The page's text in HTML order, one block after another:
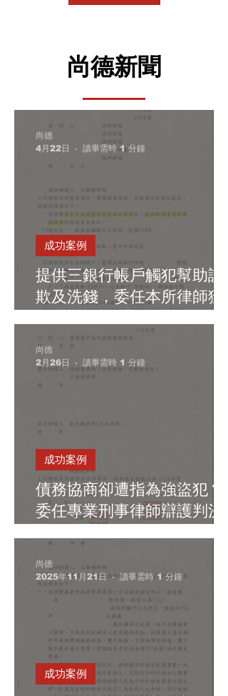
尚德新聞
提供三銀行帳戶觸犯幫助詐
欺及洗錢，委任本所律師獲
成功案例
尚德
4月22日
讀畢需時 1 分鐘
債務協商卻遭指為強盜犯？
委任專業刑事律師辯護判決
成功案例
尚德
2月26日
讀畢需時 1 分鐘
成功案例
尚德
2025年11月21日
讀畢需時 1 分鐘